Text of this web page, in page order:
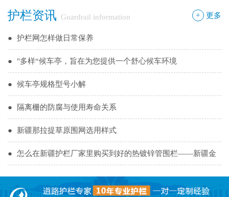
+ 更多
护栏资讯 Guardrail information
● "多样“候车亭，旨在为您提供一个舒心候车环境
● 候车亭规格型号小解
● 隔离栅的防腐与使用寿命关系
● 新疆那拉提草原围网选用样式
● 怎么在新疆护栏厂家里购买到好的热镀锌管围栏——新疆金
邦护栏告诉您
● 乌鲁木齐铁艺围栏哪家有，金邦伟业交通设施有限公司供应
专业的新疆铁艺围栏
阿拉尔市安装新款黄金绿化带护栏